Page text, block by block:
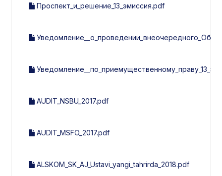
Проспект_и_решение_13_эмиссия.pdf
AUDIT_NSBU_2017.pdf
AUDIT_MSFO_2017.pdf
ALSKOM_SK_AJ_Ustavi_yangi_tahrirda_2018.pdf